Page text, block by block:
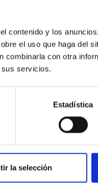
contenido y los
el uso que haga del
con otra
servicios.
Estadística
la selección
habitable de
predoctoral del Instituto